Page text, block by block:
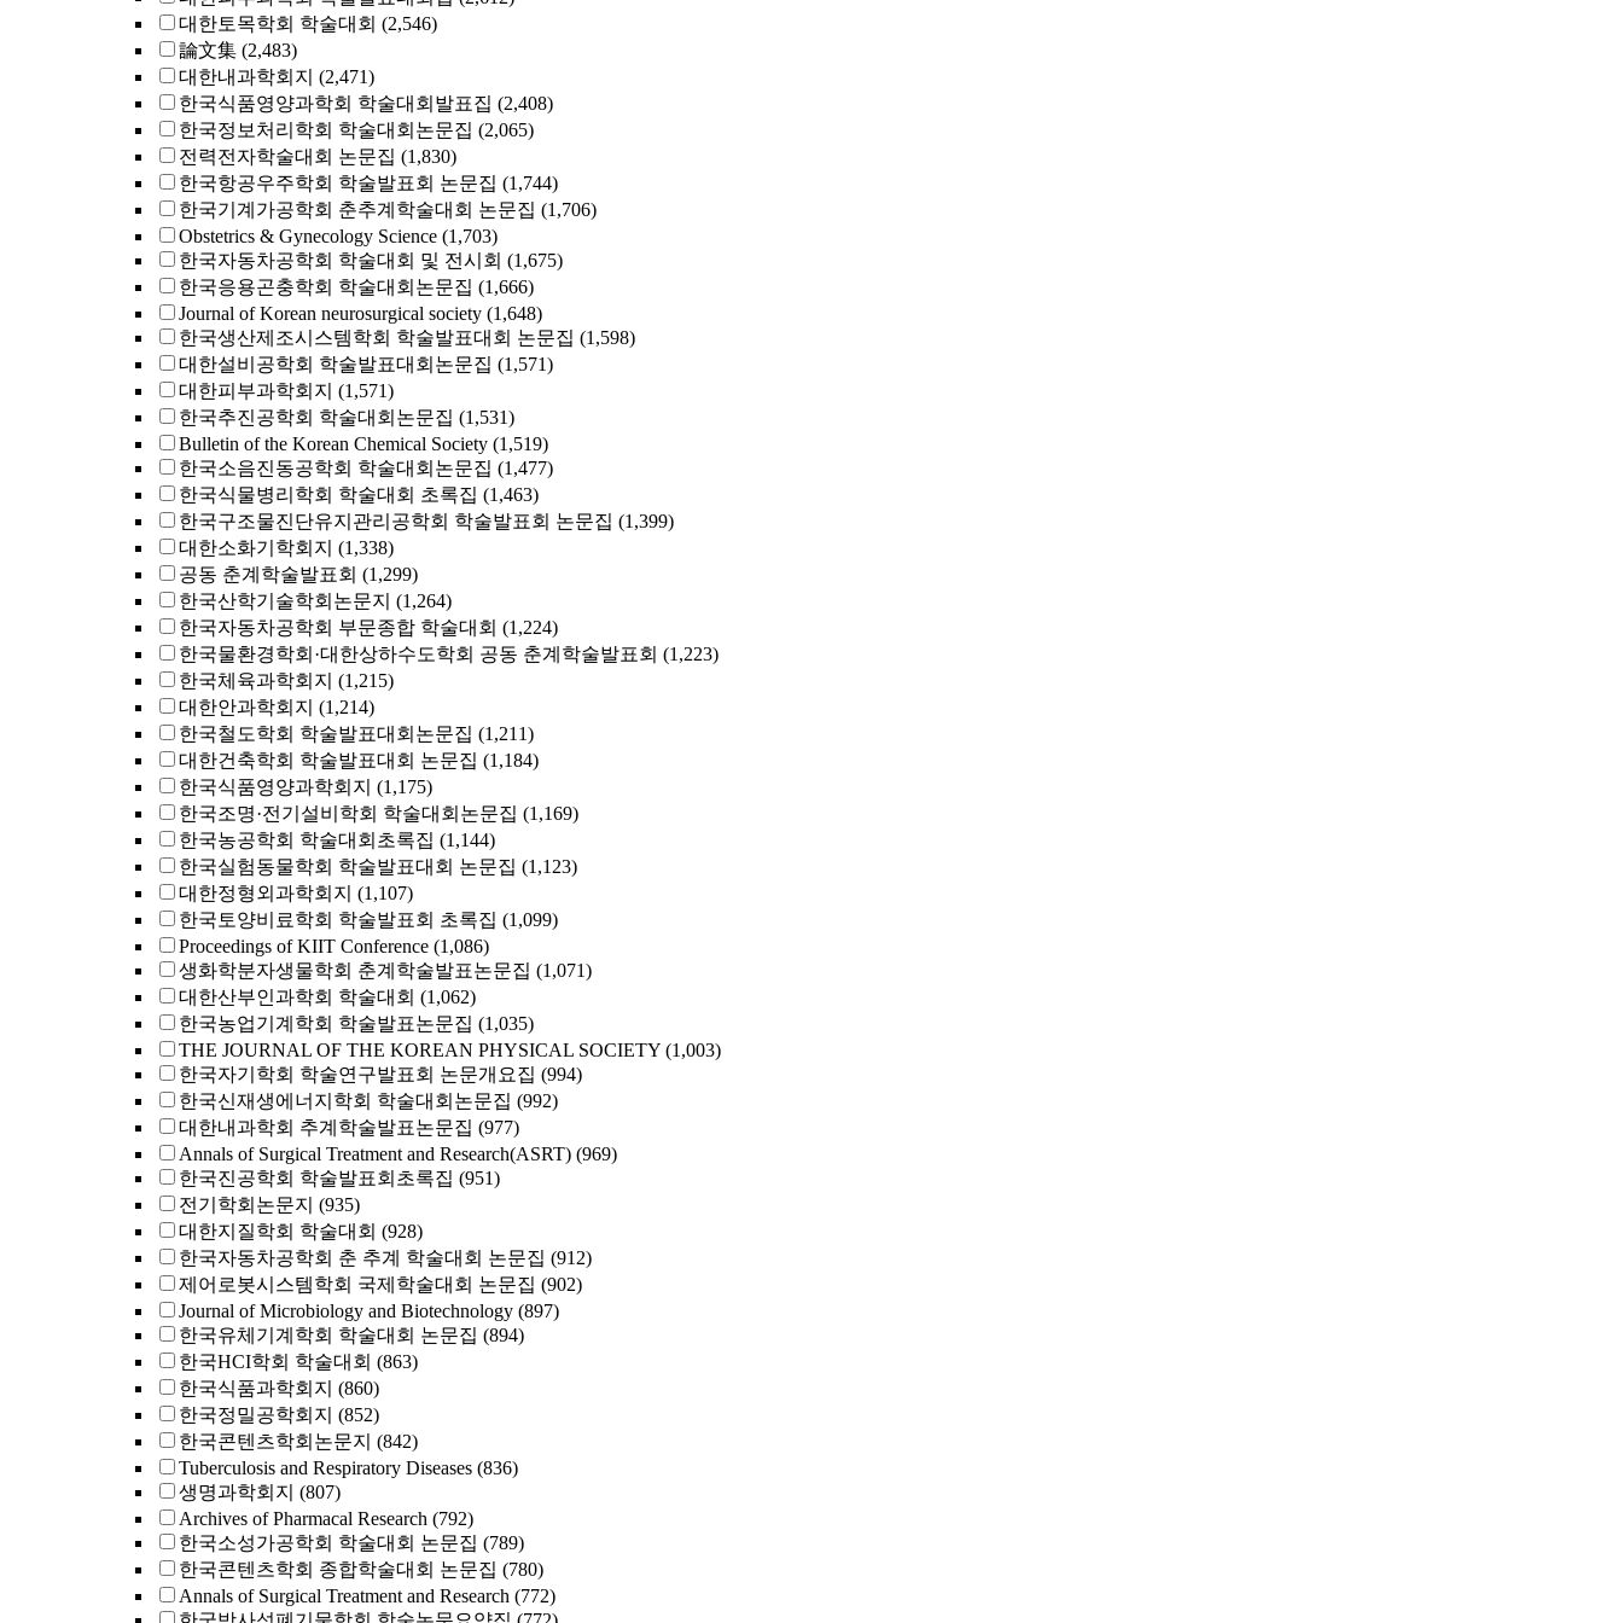
대한토목학회 학술대회 (2,546)
論文集 (2,483)
대한내과학회지 (2,471)
한국식품영양과학회 학술대회발표집 (2,408)
한국정보처리학회 학술대회논문집 (2,065)
전력전자학술대회 논문집 (1,830)
한국항공우주학회 학술발표회 논문집 (1,744)
한국기계가공학회 춘추계학술대회 논문집 (1,706)
Obstetrics & Gynecology Science (1,703)
한국자동차공학회 학술대회 및 전시회 (1,675)
한국응용곤충학회 학술대회논문집 (1,666)
Journal of Korean neurosurgical society (1,648)
한국생산제조시스템학회 학술발표대회 논문집 (1,598)
대한설비공학회 학술발표대회논문집 (1,571)
대한피부과학회지 (1,571)
한국추진공학회 학술대회논문집 (1,531)
Bulletin of the Korean Chemical Society (1,519)
한국소음진동공학회 학술대회논문집 (1,477)
한국식물병리학회 학술대회 초록집 (1,463)
한국구조물진단유지관리공학회 학술발표회 논문집 (1,399)
대한소화기학회지 (1,338)
공동 춘계학술발표회 (1,299)
한국산학기술학회논문지 (1,264)
한국자동차공학회 부문종합 학술대회 (1,224)
한국물환경학회·대한상하수도학회 공동 춘계학술발표회 (1,223)
한국체육과학회지 (1,215)
대한안과학회지 (1,214)
한국철도학회 학술발표대회논문집 (1,211)
대한건축학회 학술발표대회 논문집 (1,184)
한국식품영양과학회지 (1,175)
한국조명·전기설비학회 학술대회논문집 (1,169)
한국농공학회 학술대회초록집 (1,144)
한국실험동물학회 학술발표대회 논문집 (1,123)
대한정형외과학회지 (1,107)
한국토양비료학회 학술발표회 초록집 (1,099)
Proceedings of KIIT Conference (1,086)
생화학분자생물학회 춘계학술발표논문집 (1,071)
대한산부인과학회 학술대회 (1,062)
한국농업기계학회 학술발표논문집 (1,035)
THE JOURNAL OF THE KOREAN PHYSICAL SOCIETY (1,003)
한국자기학회 학술연구발표회 논문개요집 (994)
한국신재생에너지학회 학술대회논문집 (992)
대한내과학회 추계학술발표논문집 (977)
Annals of Surgical Treatment and Research(ASRT) (969)
한국진공학회 학술발표회초록집 (951)
전기학회논문지 (935)
대한지질학회 학술대회 (928)
한국자동차공학회 춘 추계 학술대회 논문집 (912)
제어로봇시스템학회 국제학술대회 논문집 (902)
Journal of Microbiology and Biotechnology (897)
한국유체기계학회 학술대회 논문집 (894)
한국HCI학회 학술대회 (863)
한국식품과학회지 (860)
한국정밀공학회지 (852)
한국콘텐츠학회논문지 (842)
Tuberculosis and Respiratory Diseases (836)
생명과학회지 (807)
Archives of Pharmacal Research (792)
한국소성가공학회 학술대회 논문집 (789)
한국콘텐츠학회 종합학술대회 논문집 (780)
Annals of Surgical Treatment and Research (772)